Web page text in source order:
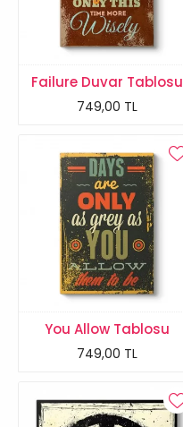
Failure Duvar Tablosu
749,00 TL
You Allow Tablosu
749,00 TL